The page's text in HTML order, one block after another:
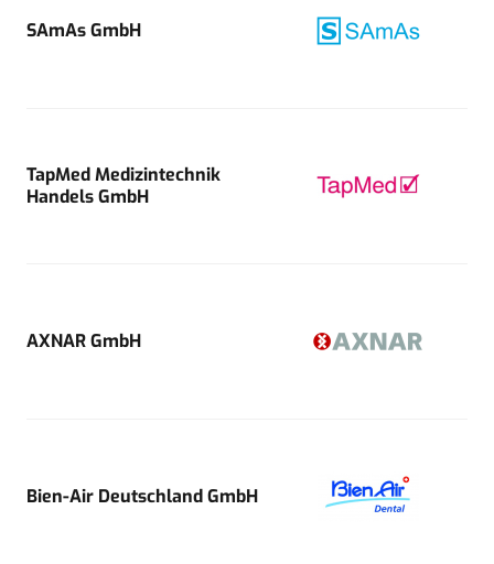
SAmAs GmbH
TapMed Medizintechnik
Handels GmbH
AXNAR GmbH
Bien-Air Deutschland GmbH